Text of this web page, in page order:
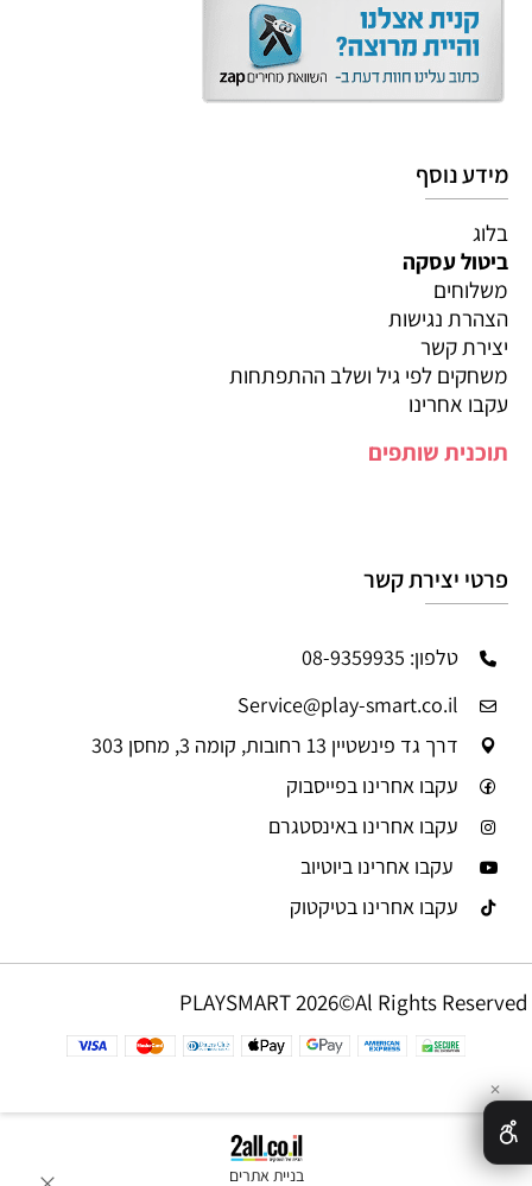
מידע נוסף
בלוג
ביטול עסקה
משלוחים
הצהרת נגישות
יצירת קשר
משחקים לפי גיל ושלב ההתפתחות
עקבו אחרינו
תוכנית שותפים
פרטי יצירת קשר
טלפון: 08-9359935
Service@play-smart.co.il
דרך גד פינשטיין 13 רחובות, קומה 3, מחסן 303
עקבו אחרינו בפייסבוק
עקבו אחרינו באינסטגרם
עקבו אחרינו ביוטיוב
עקבו אחרינו בטיקטוק
PLAYSMART 2026©Al Rights Reserved
בניית אתרים
✕